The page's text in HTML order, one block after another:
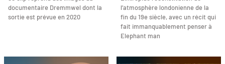
documentaire Dremmwel dont la
sortie est prévue en 2020
l’atmosphère londonienne de la
fin du 19e siècle, avec un récit qui
fait immanquablement penser à
Elephant man